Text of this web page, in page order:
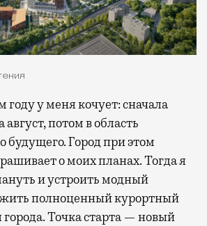
август, потом в область
будущего. Город при этом
о моих планах. Тогда я
и устроить модный
полноценный курортный
города. Точка старта — новый